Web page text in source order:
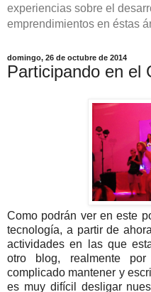
experiencias sobre el
emprendimientos en éstas
domingo, 26 de octubre de 2014
Participando en el
Como podrán ver en este
tecnología, a partir de
actividades en las que
otro blog, realmente
complicado mantener y
es muy difícil desligar